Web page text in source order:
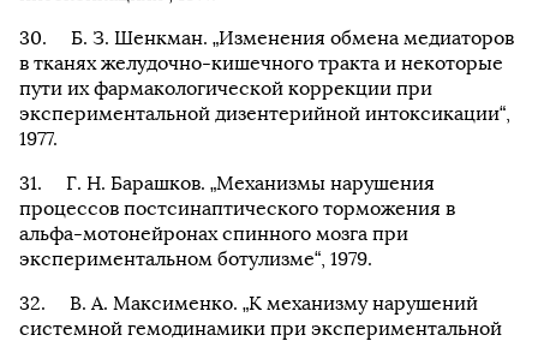
Б. З. Шенкман. „Изменения обмена медиаторов
в тканях желудочно-кишечного тракта и некоторые
пути их фармакологической коррекции при
экспериментальной дизентерийной интоксикации“,
1977.
Г. Н. Барашков. „Механизмы нарушения
процессов постсинаптического торможения в
альфа-мотонейронах спинного мозга при
экспериментальном ботулизме“, 1979.
В. А. Максименко. „К механизму нарушений
системной гемодинамики при экспериментальной